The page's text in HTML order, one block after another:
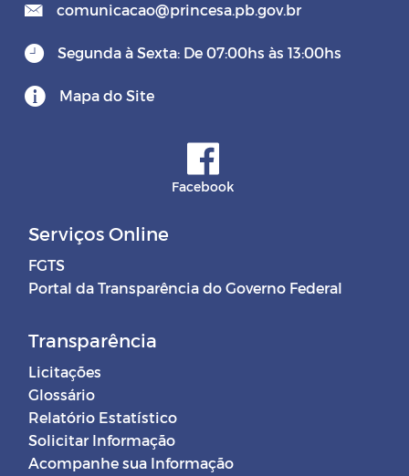
comunicacao@princesa.pb.gov.br
Segunda à Sexta: De 07:00hs às 13:00hs
Mapa do Site
Facebook
Serviços Online
FGTS
Portal da Transparência do Governo Federal
Transparência
Licitações
Glossário
Relatório Estatístico
Solicitar Informação
Acompanhe sua Informação